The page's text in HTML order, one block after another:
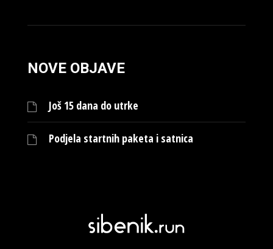
NOVE OBJAVE
Još 15 dana do utrke
Podjela startnih paketa i satnica